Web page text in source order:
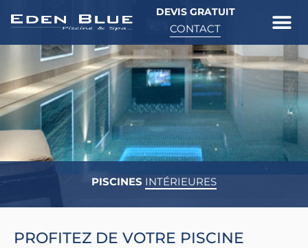
DEVIS GRATUIT
CONTACT
PISCINES INTÉRIEURES
PROFITEZ DE VOTRE PISCINE